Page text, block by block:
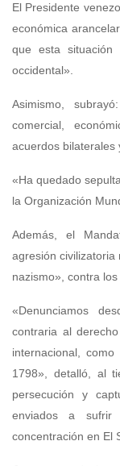
El Presidente
económica
que esta
occidental».
Asimismo,
comercial,
acuerdos bilaterales
«Ha quedado
la Organización
Además, el
agresión
nazismo», contra
«Denunciamos
contraria al
internacional,
1798», detalló, al
persecución y
enviados a sufrir
concentración en El